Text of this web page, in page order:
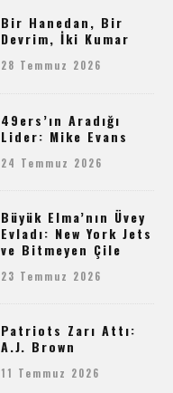
Bir Hanedan, Bir
Devrim, İki Kumar
28 Temmuz 2026
49ers’ın Aradığı
Lider: Mike Evans
24 Temmuz 2026
Büyük Elma’nın Üvey
Evladı: New York Jets
ve Bitmeyen Çile
23 Temmuz 2026
Patriots Zarı Attı:
A.J. Brown
11 Temmuz 2026